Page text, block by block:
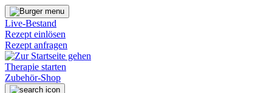
Live-Bestand
Rezept einlösen
Rezept anfragen
Therapie starten
Zubehör-Shop